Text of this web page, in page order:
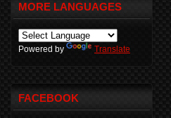
MORE LANGUAGES
Powered by Translate
FACEBOOK